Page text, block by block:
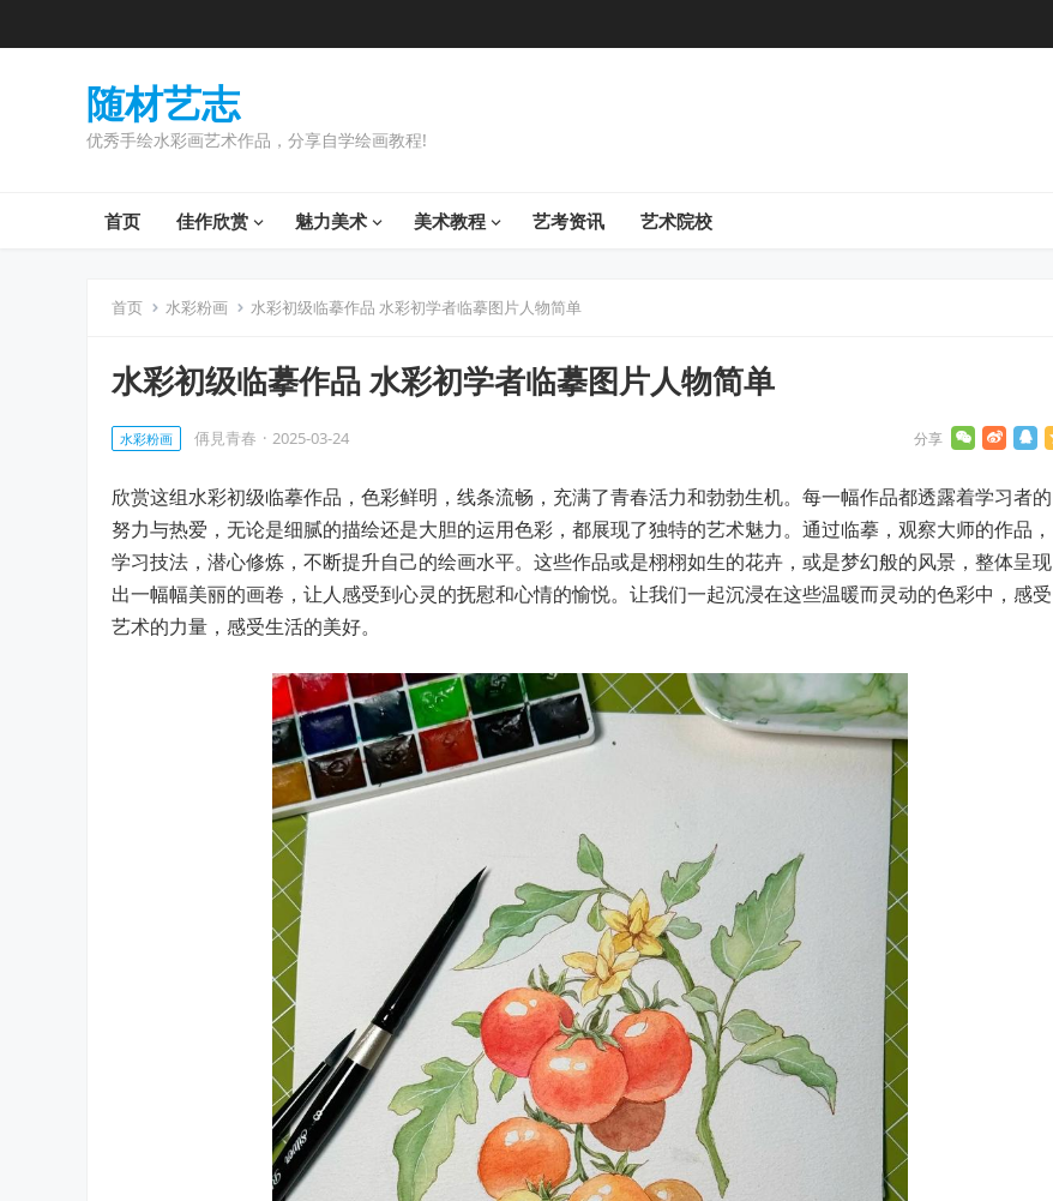
随材艺志
优秀手绘水彩画艺术作品，分享自学绘画教程!
首页 佳作欣赏 魅力美术 美术教程 艺考资讯 艺术院校
首页 水彩粉画 水彩初级临摹作品 水彩初学者临摹图片人物简单
水彩初级临摹作品 水彩初学者临摹图片人物简单
水彩粉画 侢見青春 · 2025-03-24
欣赏这组水彩初级临摹作品，色彩鲜明，线条流畅，充满了青春活力和勃勃生机。每一幅作品都透露着学习者的
努力与热爱，无论是细腻的描绘还是大胆的运用色彩，都展现了独特的艺术魅力。通过临摹，观察大师的作品，
学习技法，潜心修炼，不断提升自己的绘画水平。这些作品或是栩栩如生的花卉，或是梦幻般的风景，整体呈现
出一幅幅美丽的画卷，让人感受到心灵的抚慰和心情的愉悦。让我们一起沉浸在这些温暖而灵动的色彩中，感受
艺术的力量，感受生活的美好。